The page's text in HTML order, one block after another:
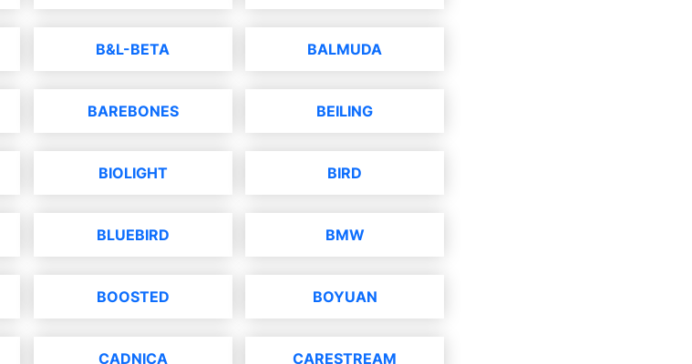
B&L-BETA BALMUDA
BAREBONES BEILING
BIOLIGHT BIRD
BLUEBIRD BMW
BOOSTED BOYUAN
CADNICA CARESTREAM